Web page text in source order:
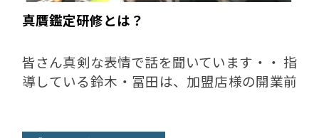
真贋鑑定研修とは？
皆さん真剣な表情で話を聞いています・・ 指
導している鈴木・冨田は、加盟店様の開業前